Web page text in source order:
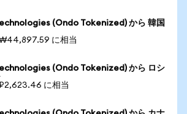
(Ondo Tokenized) から 韓国
₩44,897.59 に相当
(Ondo Tokenized) から ロシ
に相当